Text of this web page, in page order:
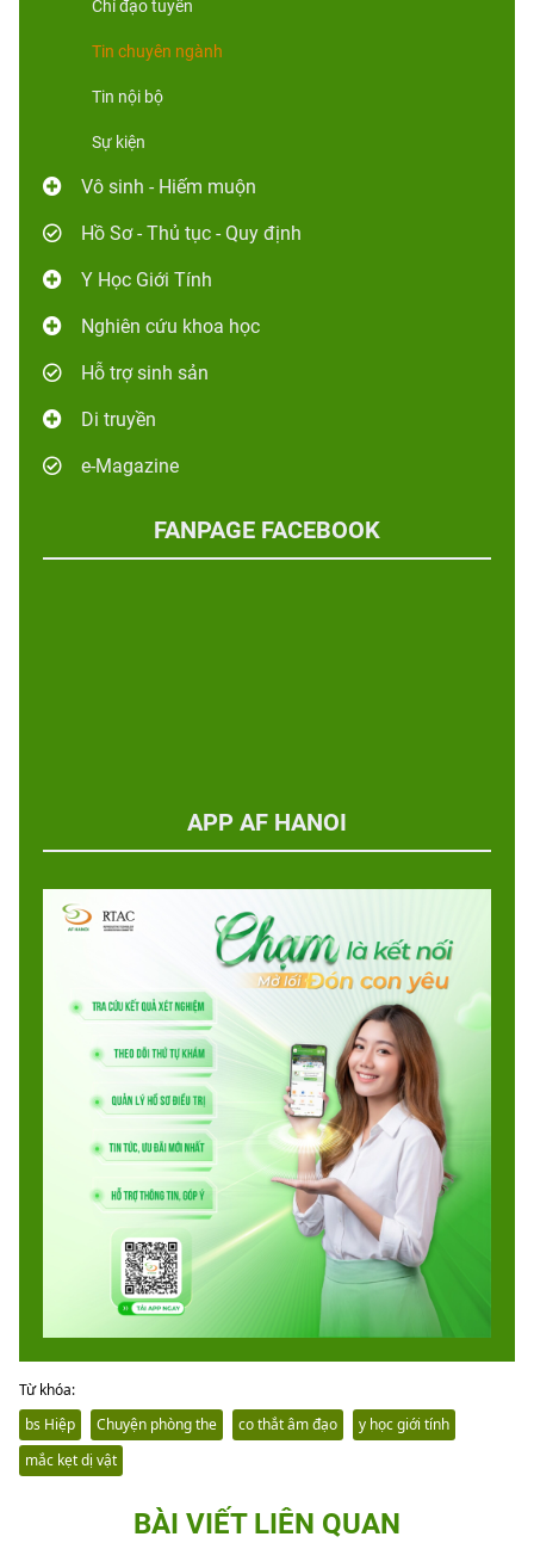
Chỉ đạo tuyến
Tin chuyên ngành
Tin nội bộ
Sự kiện
Vô sinh - Hiếm muộn
Hồ Sơ - Thủ tục - Quy định
Y Học Giới Tính
Nghiên cứu khoa học
Hỗ trợ sinh sản
Di truyền
e-Magazine
FANPAGE FACEBOOK
APP AF HANOI
Từ khóa:
bs Hiệp
Chuyện phòng the co thắt âm đạo
y học giới tính
mắc kẹt dị vật
BÀI VIẾT LIÊN QUAN